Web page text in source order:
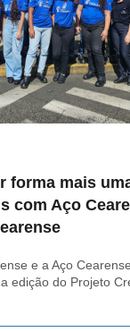
forma mais
com Aço
e a Aço Cearense
edição do Projeto